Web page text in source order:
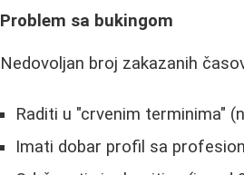
Problem sa bukingom
Nedovoljan broj zakazanih
Raditi u "crvenim terminima"
Imati dobar profil sa